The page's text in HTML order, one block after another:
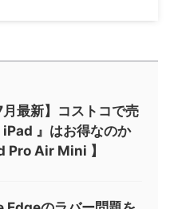
月最新】コストコで売
iPad 』はお得なのか
Pro Air Mini 】